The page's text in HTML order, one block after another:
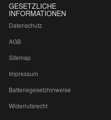
GESETZLICHE
INFORMATIONEN
Datenschutz
AGB
Sitemap
Impressum
Batteriegesetzhinweise
Widerrufsrecht